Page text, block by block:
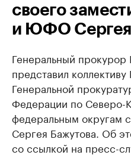
своего
и ЮФО Сергея
Генеральный
представил
Генеральной
Федерации по Северо-
федеральным округам
Сергея Бажутова. Об
со ссылкой на пресс-